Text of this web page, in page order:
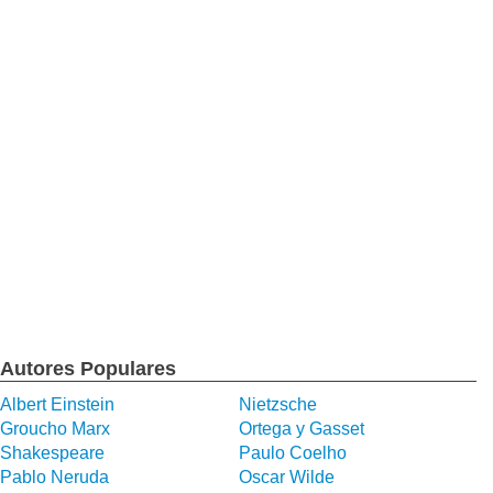
Autores Populares
Albert Einstein
Nietzsche
Groucho Marx
Ortega y Gasset
Shakespeare
Paulo Coelho
Pablo Neruda
Oscar Wilde